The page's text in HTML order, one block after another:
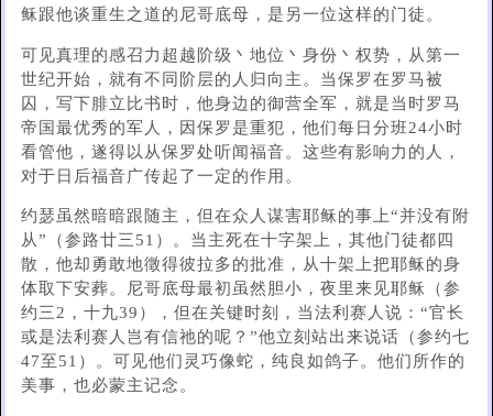
稣跟他谈重生之道的尼哥底母，是另一位这样的门徒。
可见真理的感召力超越阶级丶地位丶身份丶权势，从第一
世纪开始，就有不同阶层的人归向主。当保罗在罗马被
囚，写下腓立比书时，他身边的御营全军，就是当时罗马
帝国最优秀的军人，因保罗是重犯，他们每日分班24小时
看管他，遂得以从保罗处听闻福音。这些有影响力的人，
对于日后福音广传起了一定的作用。
约瑟虽然暗暗跟随主，但在众人谋害耶稣的事上“并没有附
从”（参路廿三51）。当主死在十字架上，其他门徒都四
散，他却勇敢地徵得彼拉多的批准，从十架上把耶稣的身
体取下安葬。尼哥底母最初虽然胆小，夜里来见耶稣（参
约三2，十九39），但在关键时刻，当法利赛人说：“官长
或是法利赛人岂有信祂的呢？”他立刻站出来说话（参约七
47至51）。可见他们灵巧像蛇，纯良如鸽子。他们所作的
美事，也必蒙主记念。